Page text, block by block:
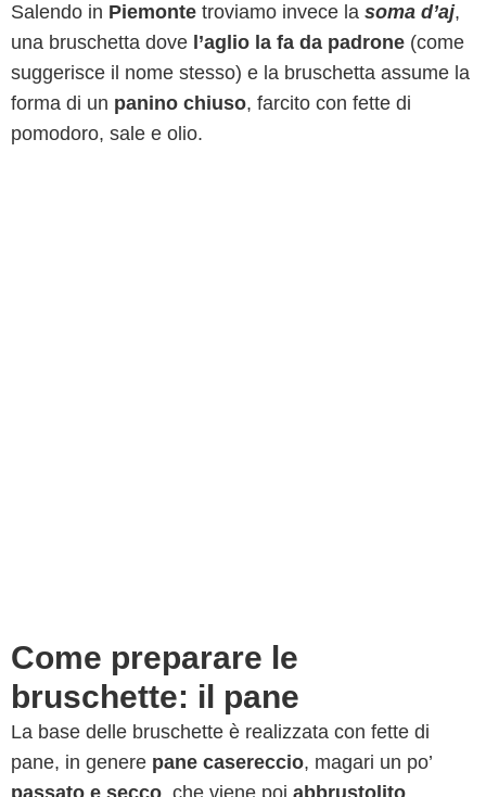
Salendo in Piemonte troviamo invece la soma d’aj,
una bruschetta dove l’aglio la fa da padrone (come
suggerisce il nome stesso) e la bruschetta assume la
forma di un panino chiuso, farcito con fette di
pomodoro, sale e olio.
Come preparare le
bruschette: il pane
La base delle bruschette è realizzata con fette di
pane, in genere pane casereccio, magari un po’
passato e secco , che viene poi abbrustolito